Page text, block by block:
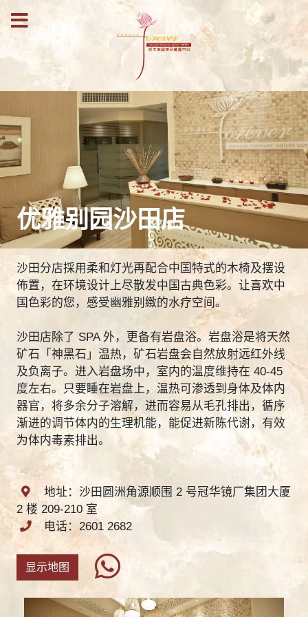
优雅别园沙田店
沙田分店採用柔和灯光再配合中国特式的木椅及摆设
佈置，在环境设计上尽散发中国古典色彩。让喜欢中
国色彩的您，感受幽雅别緻的水疗空间。
沙田店除了 SPA 外，更备有岩盘浴。岩盘浴是将天然
矿石「神黑石」温热，矿石岩盘会自然放射远红外线
及负离子。进入岩盘场中，室内的温度维持在 40-45
度左右。只要睡在岩盘上，温热可渗透到身体及体内
器官，将多余分子溶解，进而容易从毛孔排出，循序
渐进的调节体内的生理机能，能促进新陈代谢，有效
为体内毒素排出。
地址：沙田圆洲角源顺围 2 号冠华镜厂集团大厦
2 楼 209-210 室
电话：2601 2682
显示地图